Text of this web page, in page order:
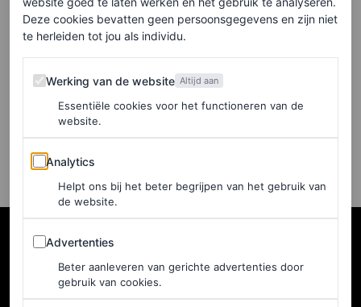
nepwimpers – zorgt
opnieuw voor een
moment
CALIN VAN PARIS EN LARA OLIVERI
Deze cookies bevatten geen persoonsgegevens en zijn niet
te herleiden tot jou als individu.
Werking van de website
Werking van de website Altijd aan
Essentiële cookies voor het functioneren van de
website.
Analytics
Analytics
Helpt ons bij het beter begrijpen van het gebruik van
de website.
Advertenties
Advertenties
Beter aanleveren van gerichte advertenties door
gebruik van cookies.